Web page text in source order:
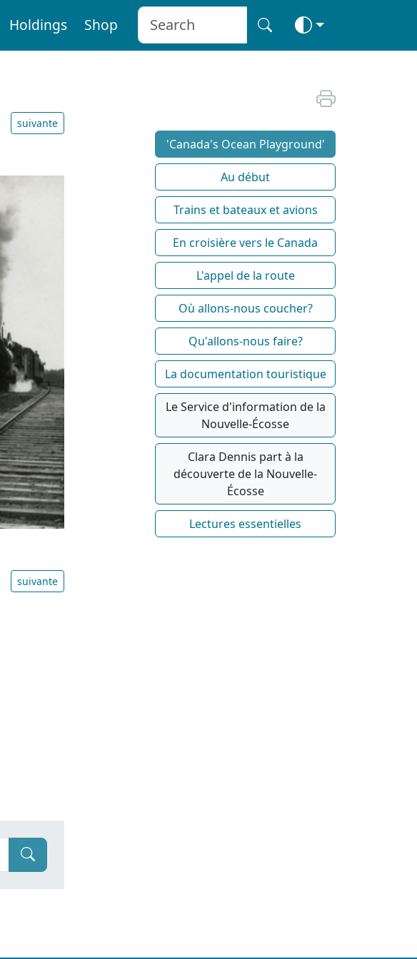
Holdings Shop
suivante
suivante
'Canada's Ocean Playground'
Au début
Trains et bateaux et avions
En croisière vers le Canada
L'appel de la route
Où allons-nous coucher?
Qu'allons-nous faire?
La documentation touristique
Le Service d'information de la
Nouvelle-Écosse
Clara Dennis part à la
découverte de la Nouvelle-
Écosse
Lectures essentielles